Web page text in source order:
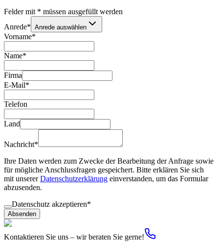
Felder mit * müssen ausgefüllt werden
Anrede* Anrede auswählen
Vorname*
Name*
Firma
E-Mail*
Telefon
Land
Nachricht*
Ihre Daten werden zum Zwecke der Bearbeitung der Anfrage sowie
für mögliche Anschlussfragen gespeichert. Bitte erklären Sie sich
mit unsererDatenschutzerklärung einverstanden, um das Formular
abzusenden.
Datenschutz akzeptieren*
Absenden
Kontaktieren Sie uns – wir beraten Sie gerne!